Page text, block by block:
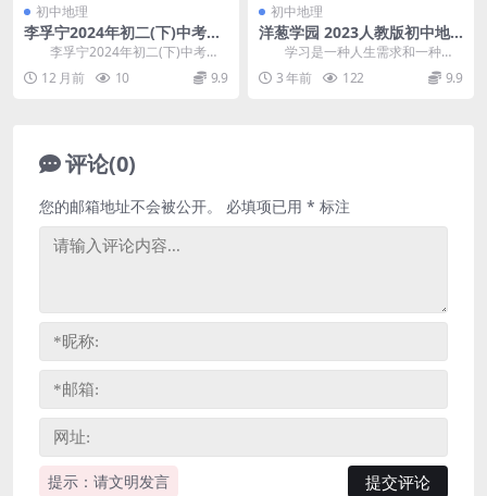
初中地理
李孚宁2024年初二(下)中考地
理一轮复习(含讲义 寒假A+)
百度网盘分享
李孚宁2024年初二(下)中考地
理一轮复习，开课时间：2024年寒
假(也叫春...
12 月前 10 9.9
初中地理
洋葱学园 2023人教版初中地
理七年级下册（初一）百度网
盘
学习是一种人生需求和一种态
度。只有不断学习，及时“充电”，才
能做到“百毒不侵...
3 年前 122 9.9
评论(0)
提示：请文明发言
您的邮箱地址不会被公开。 必填项已用 * 标注